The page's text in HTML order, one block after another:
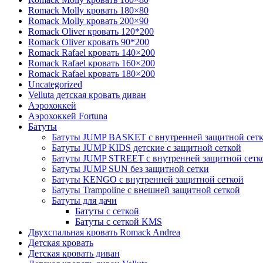
Romack Molly кровать 180×80
Romack Molly кровать 200×90
Romack Oliver кровать 120*200
Romack Oliver кровать 90*200
Romack Rafael кровать 140×200
Romack Rafael кровать 160×200
Romack Rafael кровать 180×200
Uncategorized
Velluta детская кровать диван
Аэрохоккей
Аэрохоккей Fortuna
Батуты
Батуты JUMP BASKET с внутренней защитной
Батуты JUMP KIDS детские с защитной сеткой
Батуты JUMP STREET с внутренней защитной
Батуты JUMP SUN без защитной сетки
Батуты KENGO с внутренней защитной сеткой
Батуты Trampoline с внешней защитной сеткой
Батуты для дачи
Батуты с сеткой
Батуты с сеткой KMS
Двухспальная кровать Romack Andrea
Детская кровать
Детская кровать диван